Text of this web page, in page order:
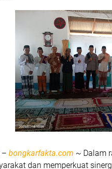
– bongkarfakta.com ~ Dalam
dan memperkuat